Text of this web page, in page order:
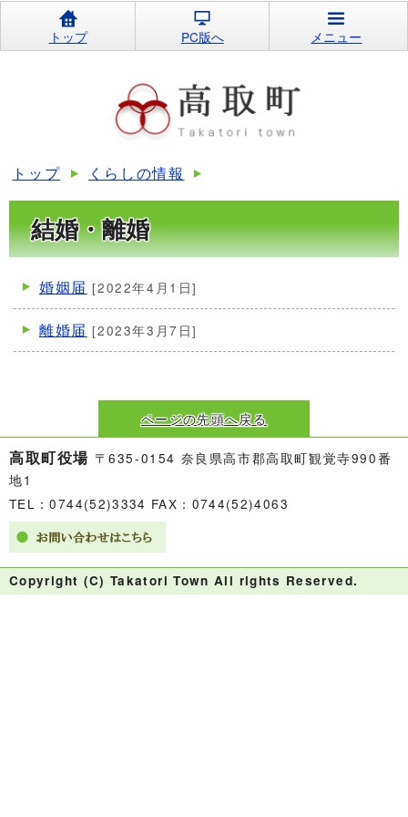
トップ PC版へ メニュー
トップ くらしの情報
結婚・離婚
婚姻届 [2022年4月1日]
離婚届 [2023年3月7日]
ページの先頭へ戻る
高取町役場 〒635-0154 奈良県高市郡高取町観覚寺990番
地1
TEL：0744(52)3334 FAX：0744(52)4063
Copyright (C) Takatori Town All rights Reserved.